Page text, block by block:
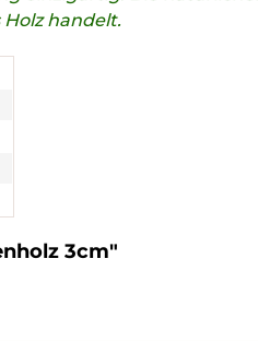
handelt.
3cm"